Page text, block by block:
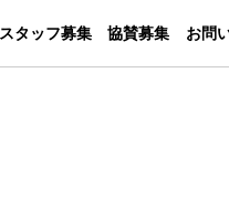
スタッフ募集 協賛募集 お問